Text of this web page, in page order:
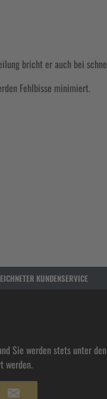
bricht er auch bei
Fehlbisse minimiert.
KUNDENSERVICE
Sie werden stets unter den
werden.